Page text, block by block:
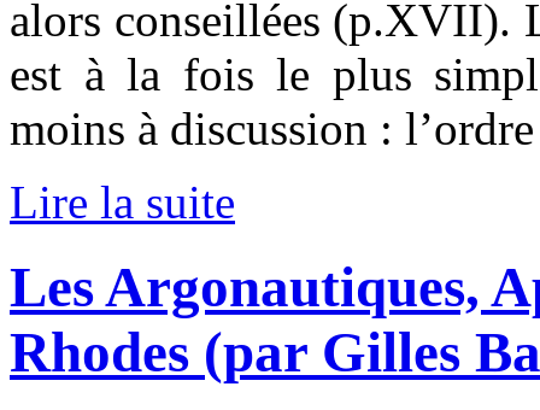
alors conseillées (p.XVII).
est à la fois le plus
moins à discussion :
Lire la suite
Les Argonautiques,
Rhodes (par Gilles